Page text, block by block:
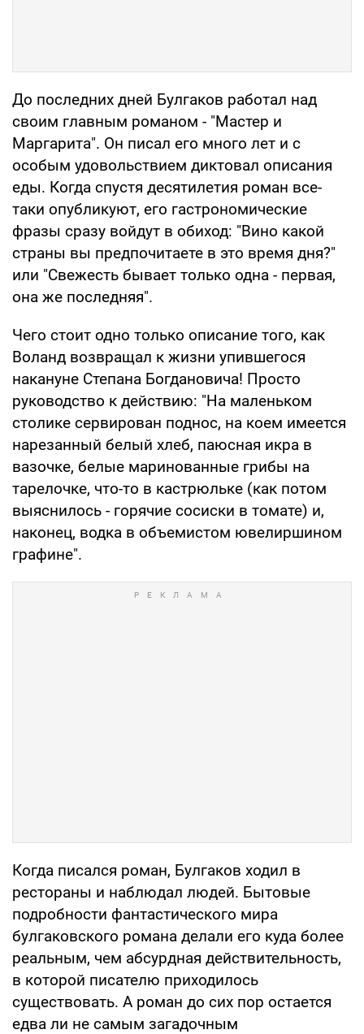
До последних дней Булгаков работал над
своим главным романом - "Мастер и
Маргарита". Он писал его много лет и с
особым удовольствием диктовал описания
еды. Когда спустя десятилетия роман все-
таки опубликуют, его гастрономические
фразы сразу войдут в обиход: "Вино какой
страны вы предпочитаете в это время дня?"
или "Свежесть бывает только одна - первая,
она же последняя".
Чего стоит одно только описание того, как
Воланд возвращал к жизни упившегося
накануне Степана Богдановича! Просто
руководство к действию: "На маленьком
столике сервирован поднос, на коем имеется
нарезанный белый хлеб, паюсная икра в
вазочке, белые маринованные грибы на
тарелочке, что-то в кастрюльке (как потом
выяснилось - горячие сосиски в томате) и,
наконец, водка в объемистом ювелиршином
графине".
Когда писался роман, Булгаков ходил в
рестораны и наблюдал людей. Бытовые
подробности фантастического мира
булгаковского романа делали его куда более
реальным, чем абсурдная действительность,
в которой писателю приходилось
существовать. А роман до сих пор остается
едва ли не самым загадочным